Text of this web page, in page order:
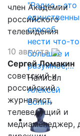
"Радио - это
способ
нести что-то
большое и
разумное,…
Написал
Алексей
Волин
член Академии
российского
телевидения
10 августа
Сергей Ломакин
советский и
российский
журналист,
телеведущий и
медиаменеджер,